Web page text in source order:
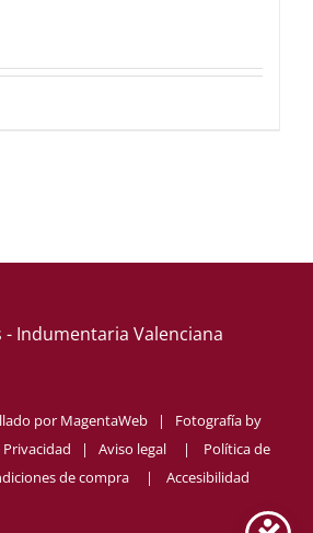
por MagentaWeb | Fotografía by
| Aviso legal| Política de
de compra| Accesibilidad